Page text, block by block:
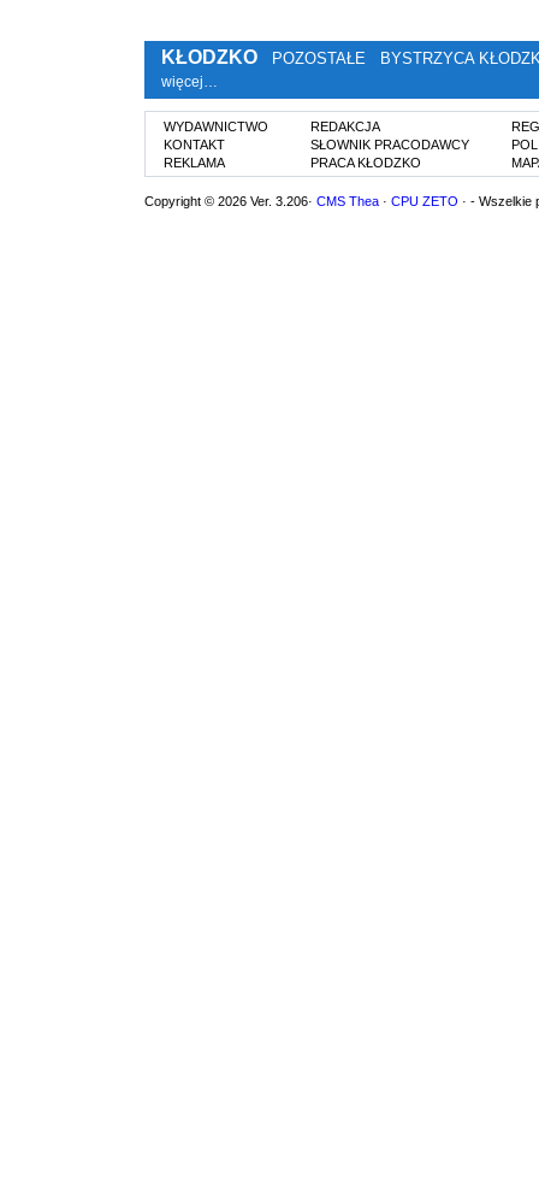
KŁODZKO POZOSTAŁE BYSTRZYCA
więcej…
WYDAWNICTWO
KONTAKT
REKLAMA
REDAKCJA
SŁOWNIK PRACODAWCY
PRACA KŁODZKO
Copyright © 2026 Ver. 3.206· CMS Thea · CPU ZETO · - Wszelkie